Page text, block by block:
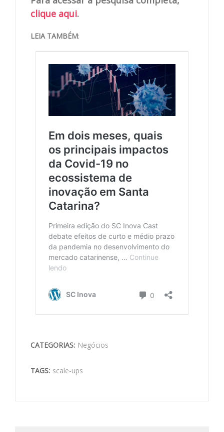
clique aqui.
LEIA TAMBÉM:
CATEGORIAS: Negócios
TAGS: scale-ups